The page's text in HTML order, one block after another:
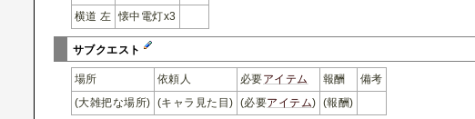
横道 左 懐中電灯x3
サブクエスト
場所 依頼人 必要アイテム 報酬
備考
(大雑把な場所) (キャラ見た目) (必要アイテム) (報酬)